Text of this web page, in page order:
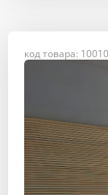
код товара: